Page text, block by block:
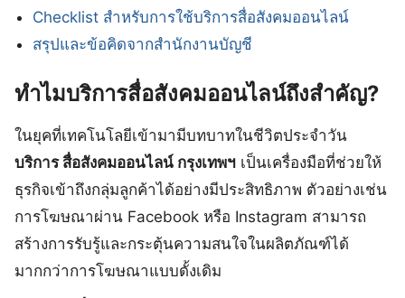
Checklist สำหรับการใช้บริการสื่อสังคมออนไลน์
สรุปและข้อคิดจากสำนักงานบัญชี
ทำไมบริการสื่อสังคมออนไลน์ถึงสำคัญ?
ในยุคที่เทคโนโลยีเข้ามามีบทบาทในชีวิตประจำวัน
บริการ สื่อสังคมออนไลน์ กรุงเทพฯ เป็นเครื่องมือที่ช่วยให้
ธุรกิจเข้าถึงกลุ่มลูกค้าได้อย่างมีประสิทธิภาพ ตัวอย่างเช่น
การโฆษณาผ่าน Facebook หรือ Instagram สามารถ
สร้างการรับรู้และกระตุ้นความสนใจในผลิตภัณฑ์ได้
มากกว่าการโฆษณาแบบดั้งเดิม